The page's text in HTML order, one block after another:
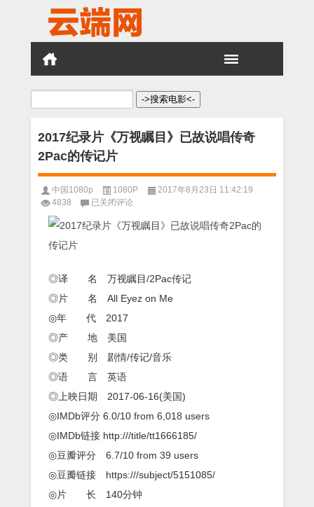
搜
2017纪录片《万视瞩目》已故说唱传奇
2Pac的传记片
中国1080p 1080P
2017年8月23日 11:42:19
4838
2017
录
瞩
已
故
唱
传
奇
2Pac
的
传
记
已关闭评论
◎译 名 万视瞩目/2Pac传记
◎片 名 All Eyez on Me
◎年 代 2017
◎产 地 美国
◎类 别 剧情/传记/音乐
◎语 言 英语
◎上映日期 2017-06-16(美国)
◎IMDb评分 6.0/10 from 6,018 users
◎IMDb链接 http:///title/tt1666185/
◎豆瓣评分 6.7/10 from 39 users
◎豆瓣链接 https:///subject/5151085/
◎片 长 140分钟